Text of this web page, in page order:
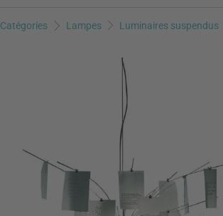
Catégories Lampes Luminaires suspendus